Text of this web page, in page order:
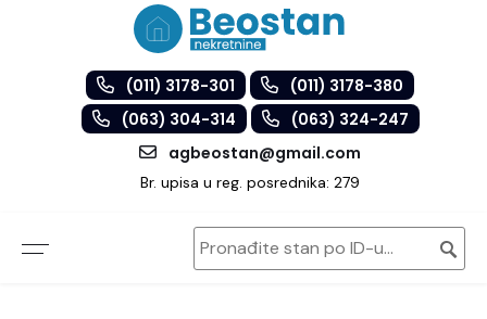
(011) 3178-301
(011) 3178-380
(063) 304-314
(063) 324-247
agbeostan@gmail.com
Br. upisa u reg. posrednika: 279